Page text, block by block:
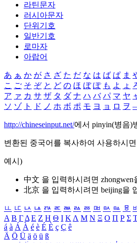
라틴문자
러시아문자
단위기호
일반기호
로마자
아랍어
あ ぁ か が さ ざ た だ な は ば ぱ ま
こ ご そ ぞ と ど の ほ ぼ ぽ も よ ょ
ア ァ カ サ ザ タ ダ ナ ハ バ パ マ ヤ
ソ ゾ ト ド ノ ホ ボ ポ モ ヨ ョ ロ ヲ
http://chineseinput.net/에서 pinyin(병음)
변환된 중국어를 복사하여 사용하시
예시)
中文 을 입력하시려면 zhongwen
北京 을 입력하시려면 beijing을
ㅥ ㅦ ㅧ ㅨ ㅩ ㅪ ㅫ ㅬ ㅭ ㅮ ㅯ ㅰ ㅱ
Α Β ΓΔ Ε Ζ Η Θ Ι ΚΛ Μ Ν Ξ Ο Π Ρ Σ
á à Á À é è É È ç Ç ê
Ä Ö Ü ä ö ü ß